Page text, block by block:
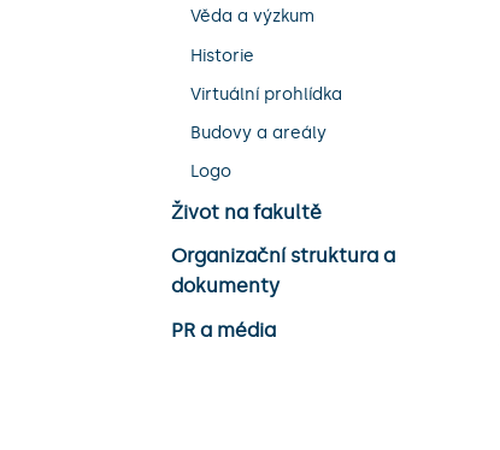
Věda a výzkum
Historie
Virtuální prohlídka
Budovy a areály
Logo
Život na fakultě
Organizační struktura a
dokumenty
PR a média